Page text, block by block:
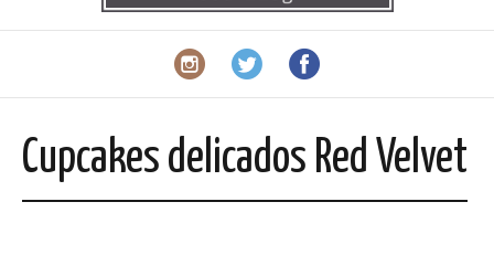
Cupcakes delicados Red Velvet